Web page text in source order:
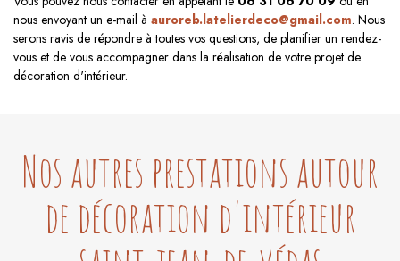
nous envoyant un e-mail à auroreb.latelierdeco@gmail.com. Nous
serons ravis de répondre à toutes vos questions, de planifier un rendez-
vous et de vous accompagner dans la réalisation de votre projet de
décoration d'intérieur.
Nos autres prestations autour
de décoration d'intérieur